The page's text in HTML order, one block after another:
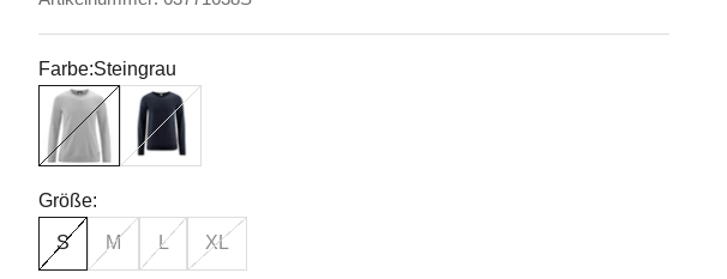
Farbe:Steingrau
Steingrau
Ink Blue
Größe:
S M L XL